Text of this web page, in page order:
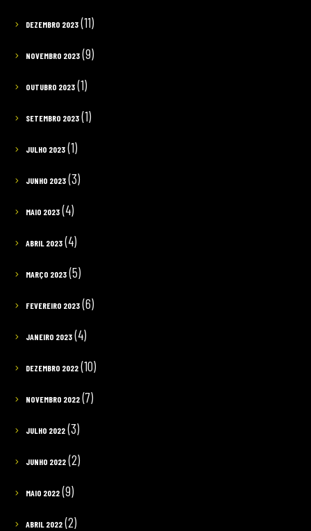
DEZEMBRO 2023(11)
NOVEMBRO 2023(9)
OUTUBRO 2023(1)
SETEMBRO 2023(1)
JULHO 2023(1)
JUNHO 2023(3)
MAIO 2023(4)
ABRIL 2023(4)
MARÇO 2023(5)
FEVEREIRO 2023(6)
JANEIRO 2023(4)
DEZEMBRO 2022(10)
NOVEMBRO 2022(7)
JULHO 2022(3)
JUNHO 2022(2)
MAIO 2022(9)
ABRIL 2022(2)